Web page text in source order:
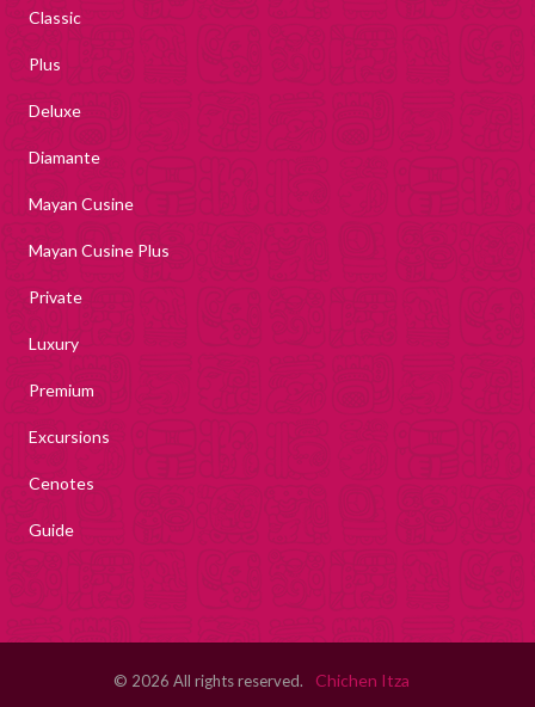
Classic
Plus
Deluxe
Diamante
Mayan Cusine
Mayan Cusine Plus
Private
Luxury
Premium
Excursions
Cenotes
Guide
© 2026 All rights reserved. Chichen Itza